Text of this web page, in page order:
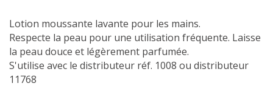
Lotion moussante lavante pour les mains.
Respecte la peau pour une utilisation fréquente. Laisse
la peau douce et légèrement parfumée.
S'utilise avec le distributeur réf. 1008 ou distributeur
11768